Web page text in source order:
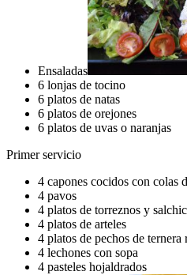
Ensaladas
6 lonjas de tocino
6 platos de natas
6 platos de orejones
6 platos de uvas o naranjas
Primer servicio
4 capones cocidos con colas
4 pavos
4 platos de torreznos y
4 platos de arteles
4 platos de pechos de ternera
4 lechones con sopa
4 pasteles hojaldrados